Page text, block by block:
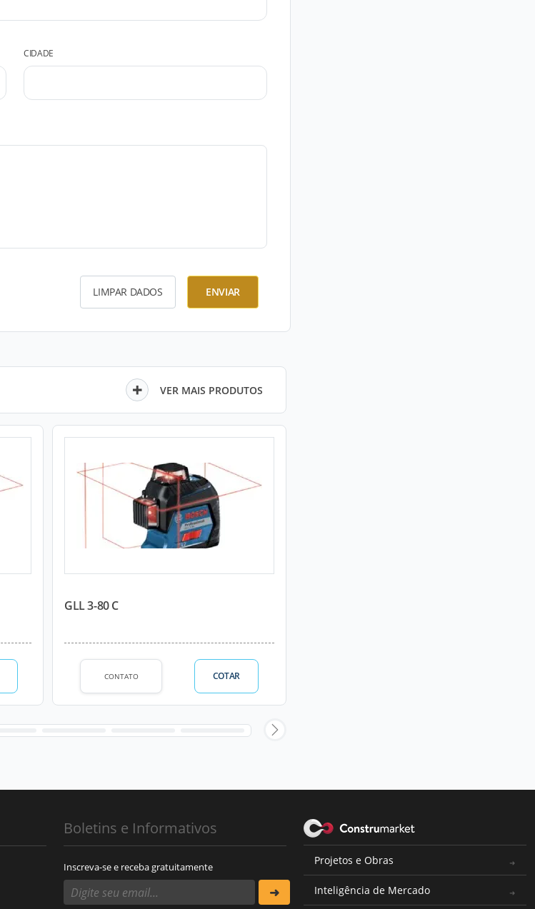
CIDADE
LIMPAR DADOS ENVIAR
VER MAIS PRODUTOS
GLL 3-80 C
CONTATO COTAR
Boletins e Informativos
Inscreva-se e receba gratuitamente
Projetos e Obras
Inteligência de Mercado